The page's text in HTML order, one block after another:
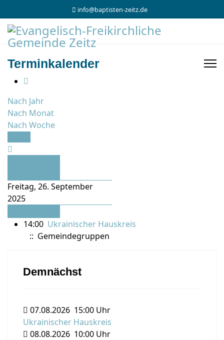
info@baptisten-zeitz.de
Terminkalender
Nach Jahr
Nach Monat
Nach Woche
Freitag, 26. September
2025
14:00 Ukrainischer Hauskreis
:: Gemeindegruppen
Demnächst
07.08.2026 15:00 Uhr
Ukrainischer Hauskreis
08.08.2026 10:00 Uhr